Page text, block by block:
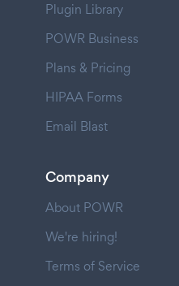
Plugin Library
POWR Business
Plans & Pricing
HIPAA Forms
Email Blast
Company
About POWR
We're hiring!
Terms of Service